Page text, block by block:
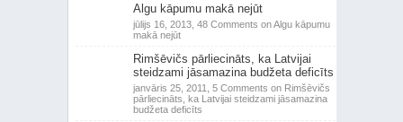
Algu kāpumu makā nejūt
jūlijs 16, 2013, 48 Comments on Algu kāpumu
makā nejūt
Rimšēvičs pārliecināts, ka Latvijai
steidzami jāsamazina budžeta deficīts
janvāris 25, 2011, 5 Comments on Rimšēvičs
pārliecināts, ka Latvijai steidzami jāsamazina
budžeta deficīts